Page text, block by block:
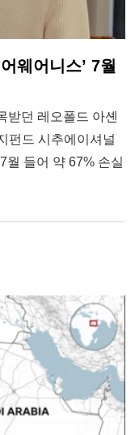
웨어니스’ 7월
받던 레오폴드 아셴
펀드 시추에이셔널
월 들어 약 67% 손실